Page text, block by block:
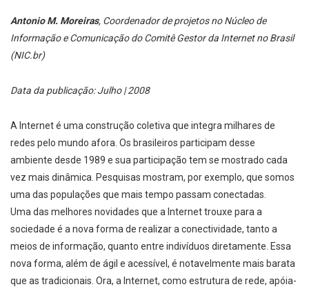
Antonio M. Moreiras, Coordenador de projetos no Núcleo de
Informação e Comunicação do Comitê Gestor da Internet no Brasil
(NIC.br)
Data da publicação: Julho | 2008
A Internet é uma construção coletiva que integra milhares de
redes pelo mundo afora. Os brasileiros participam desse
ambiente desde 1989 e sua participação tem se mostrado cada
vez mais dinâmica. Pesquisas mostram, por exemplo, que somos
uma das populações que mais tempo passam conectadas.
Uma das melhores novidades que a Internet trouxe para a
sociedade é a nova forma de realizar a conectividade, tanto a
meios de informação, quanto entre indivíduos diretamente. Essa
nova forma, além de ágil e acessível, é notavelmente mais barata
que as tradicionais. Ora, a Internet, como estrutura de rede, apóia-